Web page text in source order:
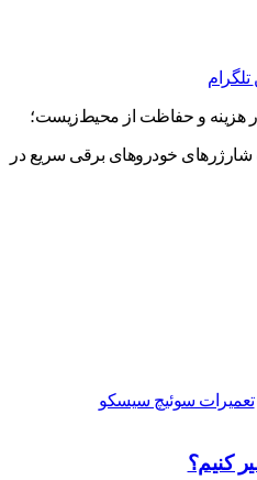
تلگرام
هزینه و حفاظت از محیط‌زیست؛
خودروهای برقی سریع در
تعمیرات سوئیچ سیسکو
کنیم؟